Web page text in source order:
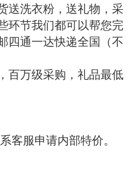
送洗衣粉，送礼物，采
环节我们都可以帮您完
四通一达快递全国（不
百万级采购，礼品最低
客服申请内部特价。